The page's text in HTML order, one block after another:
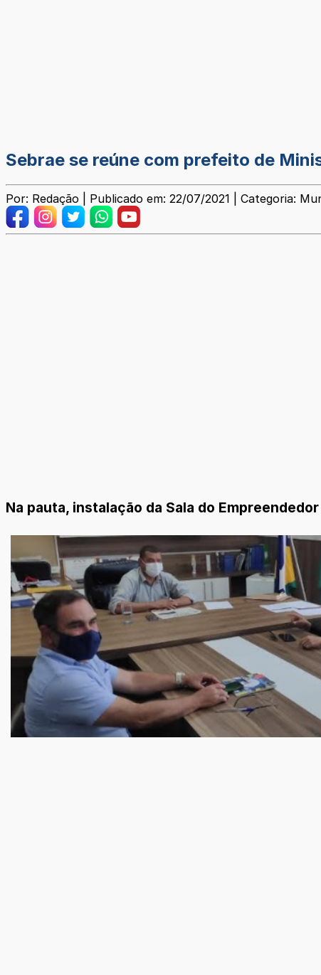
Sebrae se reúne com prefeito de
Por: Redação | Publicado em: 22/07/2021 | Categoria:
Na pauta, instalação da Sala do